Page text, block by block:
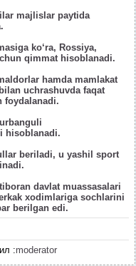
majlislar paytida
ko‘ra, Rossiya,
qimmat hisoblanadi.
hamda mamlakat
uchrashuvda faqat
foydalanadi.
hisoblanadi.
beriladi, u yashil sport
davlat muassasalari
xodimlariga sochlarini
berilgan edi.
:moderator